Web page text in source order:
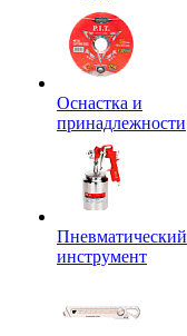
Оснастка и
принадлежности
Пневматический
инструмент